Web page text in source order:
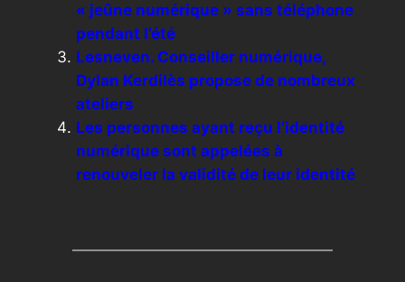
« jeûne numérique » sans téléphone
pendant l’été
Lesneven. Conseiller numérique,
Dylan Kerdilès propose de nombreux
ateliers
Les personnes ayant reçu l’identité
numérique sont appelées à
renouveler la validité de leur identité